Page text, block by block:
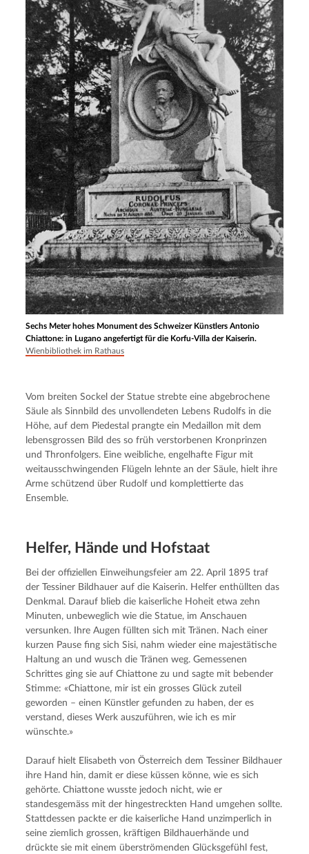
Sechs Meter hohes Monument des Schweizer Künstlers Antonio
Chiattone: in Lugano angefertigt für die Korfu-Villa der Kaiserin.
Wienbibliothek im Rathaus
Vom breiten Sockel der Statue strebte eine abgebrochene
Säule als Sinnbild des unvollendeten Lebens Rudolfs in die
Höhe, auf dem Piedestal prangte ein Medaillon mit dem
lebensgrossen Bild des so früh verstorbenen Kronprinzen
und Thronfolgers. Eine weibliche, engelhafte Figur mit
weitausschwingenden Flügeln lehnte an der Säule, hielt ihre
Arme schützend über Rudolf und komplettierte das
Ensemble.
Helfer, Hände und Hofstaat
Bei der offiziellen Einweihungsfeier am 22. April 1895 traf
der Tessiner Bildhauer auf die Kaiserin. Helfer enthüllten das
Denkmal. Darauf blieb die kaiserliche Hoheit etwa zehn
Minuten, unbeweglich wie die Statue, im Anschauen
versunken. Ihre Augen füllten sich mit Tränen. Nach einer
kurzen Pause fing sich Sisi, nahm wieder eine majestätische
Haltung an und wusch die Tränen weg. Gemessenen
Schrittes ging sie auf Chiattone zu und sagte mit bebender
Stimme: «Chiattone, mir ist ein grosses Glück zuteil
geworden – einen Künstler gefunden zu haben, der es
verstand, dieses Werk auszuführen, wie ich es mir
wünschte.»
Darauf hielt Elisabeth von Österreich dem Tessiner Bildhauer
ihre Hand hin, damit er diese küssen könne, wie es sich
gehörte. Chiattone wusste jedoch nicht, wie er
standesgemäss mit der hingestreckten Hand umgehen sollte.
Stattdessen packte er die kaiserliche Hand unzimperlich in
seine ziemlich grossen, kräftigen Bildhauerhände und
drückte sie mit einem überströmenden Glücksgefühl fest,